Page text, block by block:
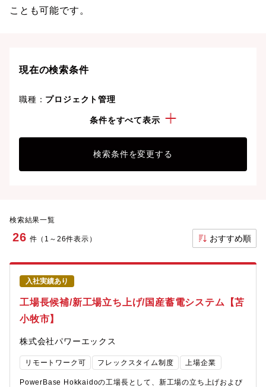
ことも可能です。
現在の検索条件
職種： プロジェクト管理
条件をすべて表示
検索条件を変更する
検索結果一覧
26 件（1～26件表示） おすすめ順
入社実績あり
工場長候補/新工場立ち上げ/国産蓄電システム【苫
小牧市】
株式会社パワーエックス
リモートワーク可 フレックスタイム制度 上場企業
PowerBase Hokkaidoの工場長として、新工場の立ち上げおよび